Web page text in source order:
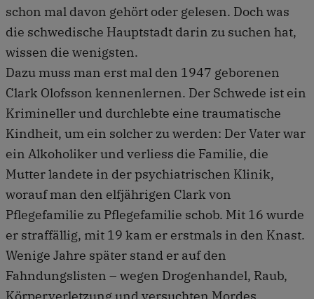
schon mal davon gehört oder gelesen. Doch was
die schwedische Hauptstadt darin zu suchen hat,
wissen die wenigsten.
Dazu muss man erst mal den 1947 geborenen
Clark Olofsson kennenlernen. Der Schwede ist ein
Krimineller und durchlebte eine traumatische
Kindheit, um ein solcher zu werden: Der Vater war
ein Alkoholiker und verliess die Familie, die
Mutter landete in der psychiatrischen Klinik,
worauf man den elfjährigen Clark von
Pflegefamilie zu Pflegefamilie schob. Mit 16 wurde
er straffällig, mit 19 kam er erstmals in den Knast.
Wenige Jahre später stand er auf den
Fahndungslisten – wegen Drogenhandel, Raub,